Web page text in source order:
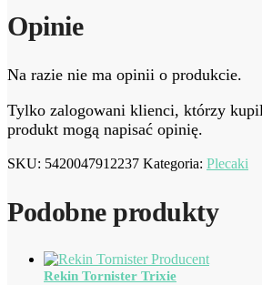
Opinie
Na razie nie ma opinii o produkcie.
Tylko zalogowani klienci, którzy
produkt mogą napisać opinię.
SKU: 5420047912237 Kategoria: Plecaki
Podobne produkty
Rekin Tornister Trixie